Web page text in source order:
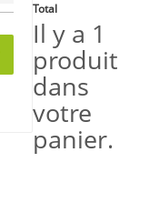
Total
Il y a 1
produit
dans
votre
panier.